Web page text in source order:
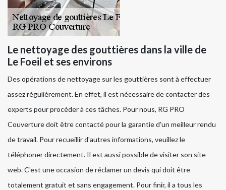
Le nettoyage des gouttières dans la ville de
Le Foeil et ses environs
Des opérations de nettoyage sur les gouttières sont à effectuer
assez régulièrement. En effet, il est nécessaire de contacter des
experts pour procéder à ces tâches. Pour nous, RG PRO
Couverture doit être contacté pour la garantie d'un meilleur rendu
de travail. Pour recueillir d'autres informations, veuillez le
téléphoner directement. Il est aussi possible de visiter son site
web. C'est une occasion de réclamer un devis qui doit être
totalement gratuit et sans engagement. Pour finir, il a tous les